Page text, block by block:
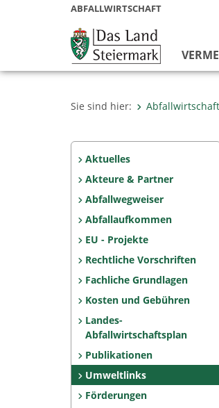
ABFALLWIRTSCHAFT
Sie sind hier: Abfallwirtschaft
Aktuelles
Akteure & Partner
Abfallwegweiser
Abfallaufkommen
EU - Projekte
Rechtliche Vorschriften
Fachliche Grundlagen
Kosten und Gebühren
Landes-
Abfallwirtschaftsplan
Publikationen
Umweltlinks
Förderungen